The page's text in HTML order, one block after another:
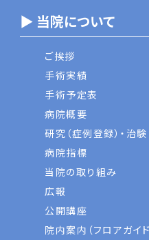
▶ 当院について
ご挨拶
手術実績
手術予定表
病院概要
研究（症例登録）・治験
病院指標
当院の取り組み
広報
公開講座
院内案内（フロアガイド